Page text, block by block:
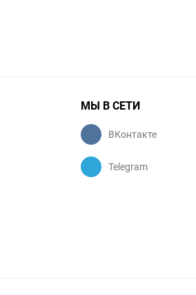
МЫ В СЕТИ
ВКонтакте
Telegram